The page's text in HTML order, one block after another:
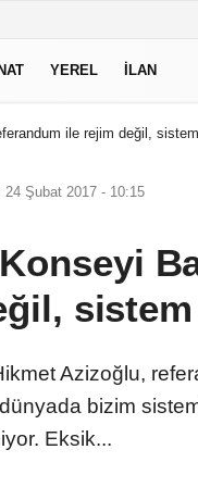
YEREL İLAN
ile rejim değil,
24 Şubat 2017 - 10:15
Azizoğlu,
bizim
Eksik...